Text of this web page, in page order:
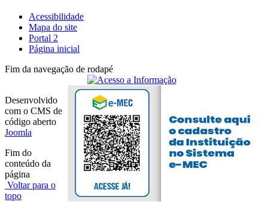
Acessibilidade
Mapa do site
Portal 2
Página inicial
Fim da navegação de rodapé
Desenvolvido
com o CMS de
código aberto
Joomla
Fim do
conteúdo da
página
Voltar para o
topo